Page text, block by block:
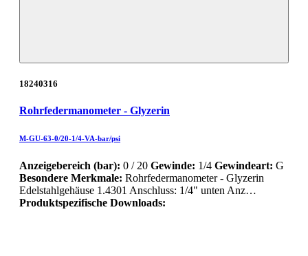
18240316
Rohrfedermanometer - Glyzerin
M-GU-63-0/20-1/4-VA-bar/psi
Anzeigebereich (bar): 0 / 20 Gewinde: 1/4 Gewindeart: G
Besondere Merkmale: Rohrfedermanometer - Glyzerin
Edelstahlgehäuse 1.4301 Anschluss: 1/4" unten Anz…
Produktspezifische Downloads: